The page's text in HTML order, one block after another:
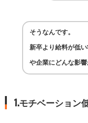
そうなんです。
新卒より給料が低
や企業にどんな影響
1.モチベーション